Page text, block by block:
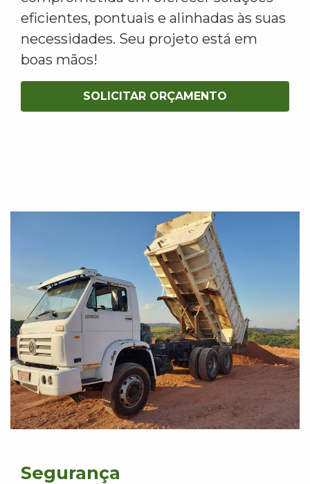
eficientes, pontuais e alinhadas às suas
necessidades. Seu projeto está em
boas mãos!
SOLICITAR ORÇAMENTO
Segurança